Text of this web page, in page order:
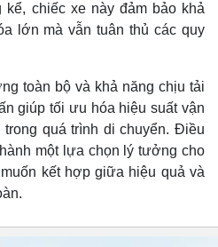
chiếc xe này đảm bảo khả
lớn mà vẫn tuân thủ các quy
toàn bộ và khả năng chịu tải
giúp tối ưu hóa hiệu suất vận
trong quá trình di chuyển. Điều
một lựa chọn lý tưởng cho
kết hợp giữa hiệu quả và